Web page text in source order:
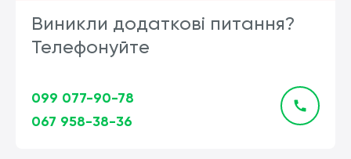
Виникли додаткові питання?
Телефонуйте
099 077-90-78
067 958-38-36